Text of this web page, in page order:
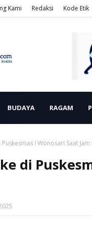
Kami Redaksi Kode Etik
BUDAYA RAGAM
I Wonosari Saat Jam
di